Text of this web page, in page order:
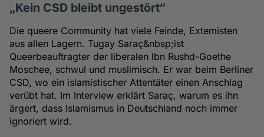
„Kein CSD bleibt ungestört“
Die queere Community hat viele Feinde, Extemisten
aus allen Lagern. Tugay Saraç&nbsp;ist
Queerbeauftragter der liberalen Ibn Rushd-Goethe
Moschee, schwul und muslimisch. Er war beim Berliner
CSD, wo ein islamistischer Attentäter einen Anschlag
verübt hat. Im Interview erklärt Saraç, warum es ihn
ärgert, dass Islamismus in Deutschland noch immer
ignoriert wird.